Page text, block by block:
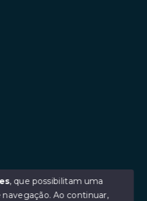
, que possibilitam uma
navegação.Ao continuar,